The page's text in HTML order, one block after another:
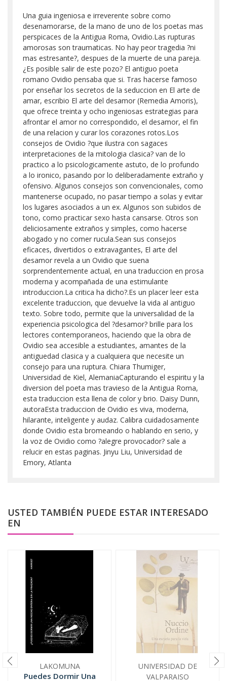
Una guia ingeniosa e irreverente sobre como
desenamorarse, de la mano de uno de los poetas mas
perspicaces de la Antigua Roma, Ovidio.Las rupturas
amorosas son traumaticas. No hay peor tragedia ?ni
mas estresante?, despues de la muerte de una pareja.
¿Es posible salir de este pozo? El antiguo poeta
romano Ovidio pensaba que si. Tras hacerse famoso
por enseñar los secretos de la seduccion en El arte de
amar, escribio El arte del desamor (Remedia Amoris),
que ofrece treinta y ocho ingeniosas estrategias para
afrontar el amor no correspondido, el desamor, el fin
de una relacion y curar los corazones rotos.Los
consejos de Ovidio ?que ilustra con sagaces
interpretaciones de la mitologia clasica? van de lo
practico a lo psicologicamente astuto, de lo profundo
a lo ironico, pasando por lo deliberadamente extraño y
ofensivo. Algunos consejos son convencionales, como
mantenerse ocupado, no pasar tiempo a solas y evitar
los lugares asociados a un ex. Algunos son subidos de
tono, como practicar sexo hasta cansarse. Otros son
deliciosamente extraños y simples, como hacerse
abogado y no comer rucula.Sean sus consejos
eficaces, divertidos o extravagantes, El arte del
desamor revela a un Ovidio que suena
sorprendentemente actual, en una traduccion en prosa
moderna y acompañada de una estimulante
introduccion.La critica ha dicho?.Es un placer leer esta
excelente traduccion, que devuelve la vida al antiguo
texto. Sobre todo, permite que la universalidad de la
experiencia psicologica del ?desamor? brille para los
lectores contemporaneos, haciendo que la obra de
Ovidio sea accesible a estudiantes, amantes de la
antiguedad clasica y a cualquiera que necesite un
consejo para una ruptura. Chiara Thumiger,
Universidad de Kiel, AlemaniaCapturando el espiritu y la
diversion del poeta mas travieso de la Antigua Roma,
esta traduccion esta llena de color y brio. Daisy Dunn,
autoraEsta traduccion de Ovidio es viva, moderna,
hilarante, inteligente y audaz. Calibra cuidadosamente
donde Ovidio esta bromeando o hablando en serio, y
la voz de Ovidio como ?alegre provocador? sale a
relucir en estas paginas. Jinyu Liu, Universidad de
Emory, Atlanta
USTED TAMBIÉN PUEDE ESTAR INTERESADO
EN
LAKOMUNA
Puedes Dormir Una
UNIVERSIDAD DE
VALPARAISO